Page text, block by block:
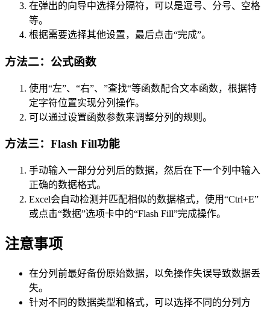
在弹出的向导中选择分隔符，可以是逗号、分号、空格
等。
根据需要选择其他设置，最后点击“完成”。
方法二：公式函数
使用“左”、“右”、”查找“等函数配合文本函数，根据特
定字符位置实现分列操作。
可以通过设置函数参数来调整分列的规则。
方法三：Flash Fill功能
手动输入一部分分列后的数据，然后在下一个列中输入
正确的数据格式。
Excel会自动检测并匹配相似的数据格式，使用“Ctrl+E”
或点击“数据”选项卡中的“Flash Fill”完成操作。
注意事项
在分列前最好备份原始数据，以免操作失误导致数据丢
失。
针对不同的数据类型和格式，可以选择不同的分列方